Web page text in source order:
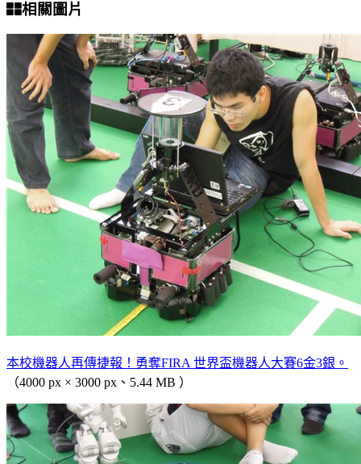
相關圖片
本校機器人再傳捷報！勇奪FIRA 世界盃機器人大賽6金3銀。
（4000 px × 3000 px、5.44 MB ）